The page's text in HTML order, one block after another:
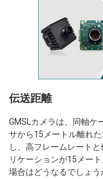
伝送距離
GMSLカメラは、同軸ケ
サから15メートル離れ
し、高フレームレート
リケーションが15メー
場合はどうなるでしょ